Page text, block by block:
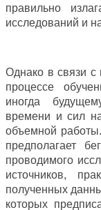
правильно
исследований и
Однако в связи с
процессе
иногда
времени и сил
объемной
предполагает
проводимого
источников,
полученных
которых